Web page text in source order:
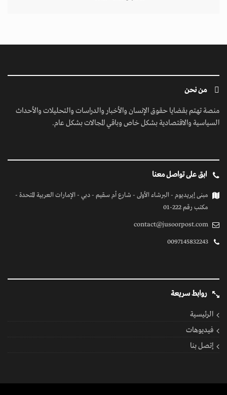
من نحن
منصة تهتم بقضايا حقوق الإنسان والأخبار والدراسات والتحليلات والأحداث
السياسية والاقتصادية بشكل خاص وباقي المجالات بشكل عام.
ابق على تواصل معنا
مبنى إيريديوم - البرشاء الأولى - شارع أم سقيم - دبي - الإمارات العربية المتحدة -
مكتب رقم 222-01
contact@jusoorpost.com
0097145832243
روابط سريعة
الرئيسية
فيديوهات
إتصل بنا